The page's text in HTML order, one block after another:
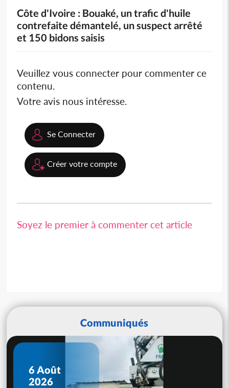
Côte d'Ivoire : Bouaké, un trafic d'huile
contrefaite démantelé, un suspect arrêté
et 150 bidons saisis
Veuillez vous connecter pour commenter ce
contenu.
Votre avis nous intéresse.
Se Connecter
Créer votre compte
Soyez le premier à commenter cet article
Communiqués
6 Août
2026